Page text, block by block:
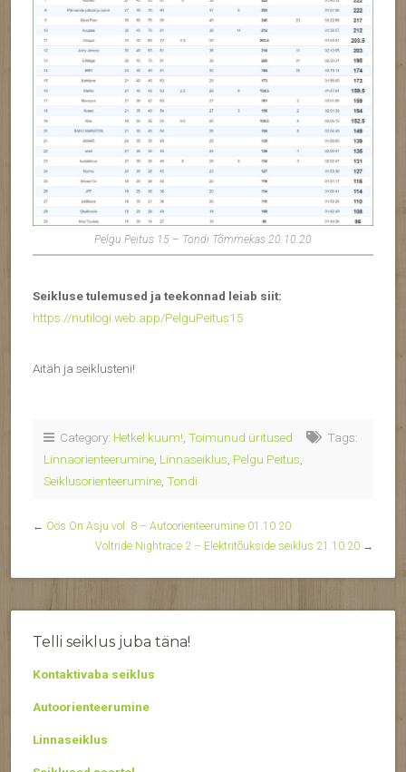
Pelgu Peitus 15 – Tondi Tõmmekas 20.10.20
Seikluse tulemused ja teekonnad leiab siit:
https://nutilogi.web.app/PelguPeitus15
Aitäh ja seiklusteni!
Category: Hetkel kuum!, Toimunud üritused
Tags:
Linnaorienteerumine, Linnaseiklus, Pelgu Peitus,
Seiklusorienteerumine, Tondi
← Öös On Asju vol. 8 – Autoorienteerumine 01.10.20
Voltride Nightrace 2 – Elektritõukside seiklus 21.10.20 →
Telli seiklus juba täna!
Kontaktivaba seiklus
Autoorienteerumine
Linnaseiklus